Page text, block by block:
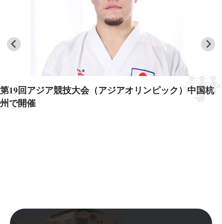
第19回アジア競技大会（アジアオリンピック）中国杭
州で開催